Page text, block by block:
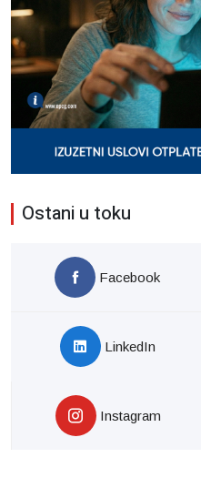
Ostani u toku
Facebook
LinkedIn
Instagram